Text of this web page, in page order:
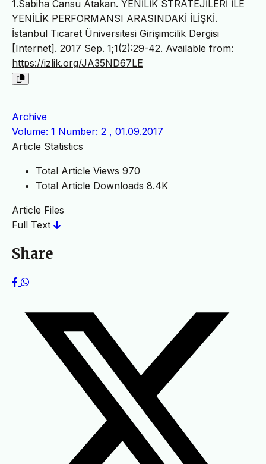
1.Sabiha Cansu Atakan. YENİLİK STRATEJİLERİ İLE
YENİLİK PERFORMANSI ARASINDAKİ İLİŞKİ.
İstanbul Ticaret Üniversitesi Girişimcilik Dergisi
[Internet]. 2017 Sep. 1;1(2):29-42. Available from:
https://izlik.org/JA35ND67LE
Archive
Volume: 1 Number: 2 , 01.09.2017
Article Statistics
Total Article Views 970
Total Article Downloads 8.4K
Article Files
Full Text
Share